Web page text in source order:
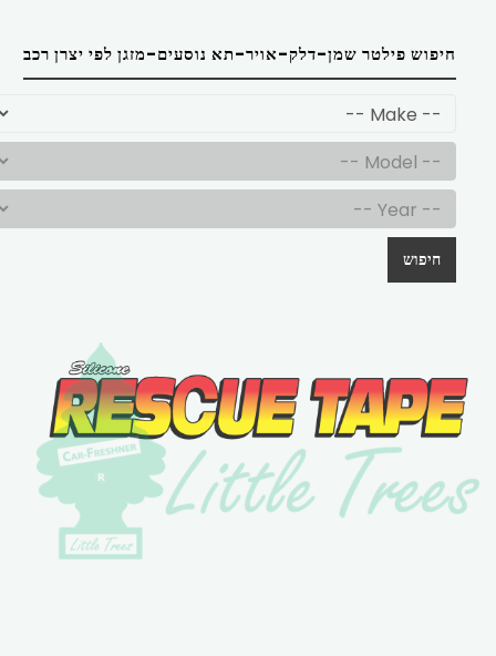
חיפוש פילטר שמן-דלק-אויר-תא נוסעים-מזגן לפי יצרן רכב
חיפוש